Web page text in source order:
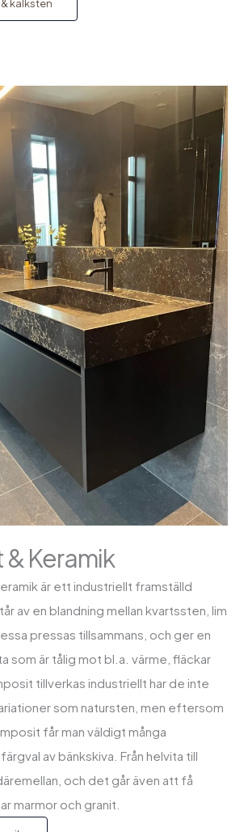
kalksten
Keramik
är ett industriellt framställd
av en blandning mellan kvartssten, lim
pressas tillsammans, och ger en
som är tålig mot bl.a. värme, fläckar
tillverkas industriellt har de inte
som natursten, men eftersom
får man väldigt många
av bänkskiva. Från helvita till
och det går även att få
marmor och granit.